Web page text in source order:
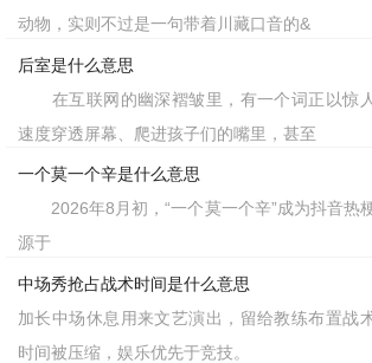
动物，实则不过是一句带着川藏口音的&
后室是什么意思
在互联网的幽深褶皱里，有一个词正以惊
速度穿透屏幕、爬进孩子们的嘴里，甚至
一个莫一个辛是什么意思
2026年8月初，“一个莫一个辛”成为抖音热
源于
中场秀抢占战术时间是什么意思
加长中场休息用来文艺演出，留给教练布置战
时间被压缩，娱乐优先于竞技。